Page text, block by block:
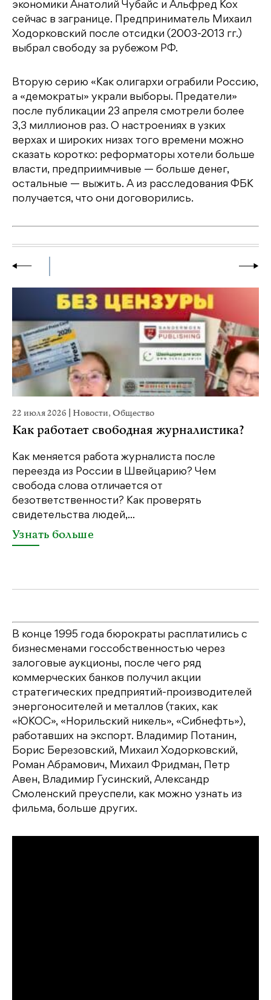
экономики Анатолий Чубайс и Альфред Кох
сейчас в загранице. Предприниматель Михаил
Ходорковский после отсидки (2003-2013 гг.)
выбрал свободу за рубежом РФ.
Вторую серию «Как олигархи ограбили Россию,
а «демократы» украли выборы. Предатели»
после публикации 23 апреля смотрели более
3,3 миллионов раз. О настроениях в узких
верхах и широких низах того времени можно
сказать коротко: реформаторы хотели больше
власти, предприимчивые — больше денег,
остальные — выжить. А из расследования ФБК
получается, что они договорились.
22 июля 2026 Новости,Общество
Как работает свободная журналистика?
Как меняется работа журналиста после
переезда из России в Швейцарию? Чем
свобода слова отличается от
безответственности? Как проверять
свидетельства людей,...
Узнать больше
В конце 1995 года бюрократы расплатились с
бизнесменами госсобственностью через
залоговые аукционы, после чего ряд
коммерческих банков получил акции
стратегических предприятий-производителей
энергоносителей и металлов (таких, как
«ЮКОС», «Норильский никель», «Сибнефть»),
работавших на экспорт. Владимир Потанин,
Борис Березовский, Михаил Ходорковский,
Роман Абрамович, Михаил Фридман, Петр
Авен, Владимир Гусинский, Александр
Смоленский преуспели, как можно узнать из
фильма, больше других.